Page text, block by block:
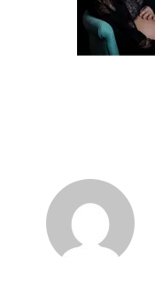
Reader
Interactions